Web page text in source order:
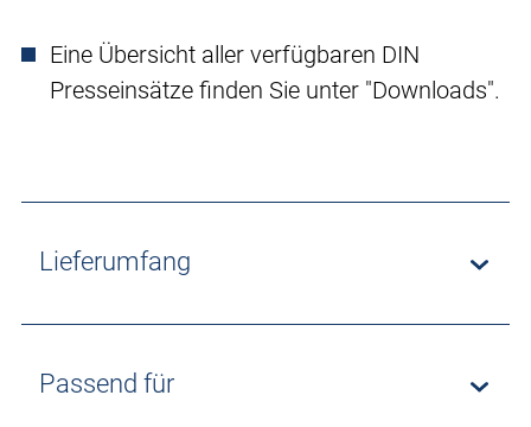
Eine Übersicht aller verfügbaren DIN
Presseinsätze finden Sie unter "Downloads".
Lieferumfang
Passend für